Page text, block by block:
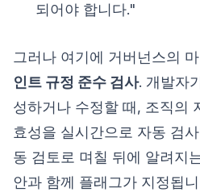
되어야 합니다."
그러나 여기에 거버넌스의
인트 규정 준수 검사. 개발자
성하거나 수정할 때, 조직의
효성을 실시간으로 자동 검
동 검토로 며칠 뒤에 알려지
안과 함께 플래그가 지정됩